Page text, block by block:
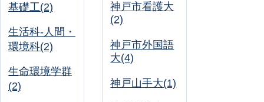
基礎工(2)
生活科-人間・
環境科(2)
生命環境学群
(2)
神戸市看護大
(2)
神戸市外国語
大(4)
神戸山手大(1)